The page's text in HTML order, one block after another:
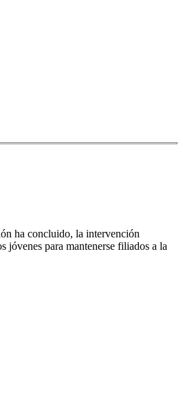
ha concluido, la intervención
jóvenes para mantenerse filiados a la